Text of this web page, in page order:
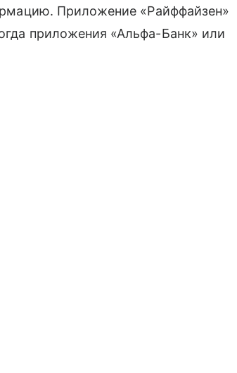
Приложение «Райффайзен»
приложения «Альфа-Банк» или